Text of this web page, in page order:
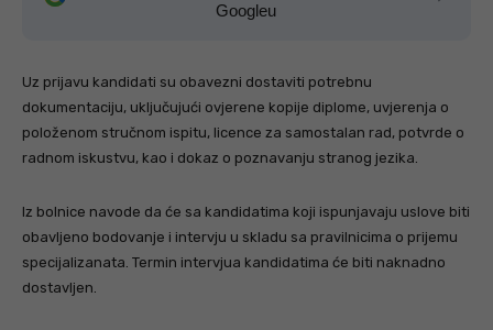
Googleu
Uz prijavu kandidati su obavezni dostaviti potrebnu
dokumentaciju, uključujući ovjerene kopije diplome, uvjerenja o
položenom stručnom ispitu, licence za samostalan rad, potvrde o
radnom iskustvu, kao i dokaz o poznavanju stranog jezika.
Iz bolnice navode da će sa kandidatima koji ispunjavaju uslove biti
obavljeno bodovanje i intervju u skladu sa pravilnicima o prijemu
specijalizanata. Termin intervjua kandidatima će biti naknadno
dostavljen.